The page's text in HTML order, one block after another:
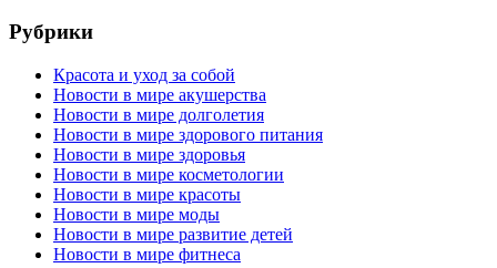
Рубрики
Красота и уход за собой
Новости в мире акушерства
Новости в мире долголетия
Новости в мире здорового питания
Новости в мире здоровья
Новости в мире косметологии
Новости в мире красоты
Новости в мире моды
Новости в мире развитие детей
Новости в мире фитнеса